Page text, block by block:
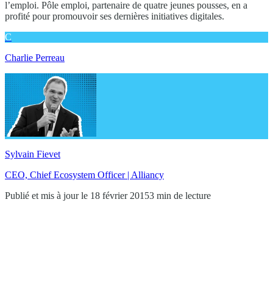
l’emploi. Pôle emploi, partenaire de quatre jeunes pousses, en a
profité pour promouvoir ses dernières initiatives digitales.
C
Charlie Perreau
Sylvain Fievet
CEO, Chief Ecosystem Officer | Alliancy
Publié et mis à jour le 18 février 20153 min de lecture